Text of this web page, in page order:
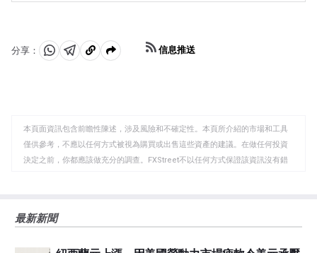
個政府機構。
它會產生相反的效果。「OPEC+」指的是一個擴大後的組
織，新增了10個非OPEC成員國，其中最引人註目的是俄
分享：
分 分 複
板
信息推送
本頁面資訊包含前瞻性陳述，涉及風險和不確定性。本頁所介紹的市場和工具
僅供參考，不應以任何方式被視為購買或出售這些資產的建議。在做任何投資
決定之前，你都應該做充分的調查。FXStreet不以任何方式保證該資訊沒有錯
觀點，並不代表FXStreet或其廣告商的官方政策或立場。作者不對本頁連結的
最新新聞